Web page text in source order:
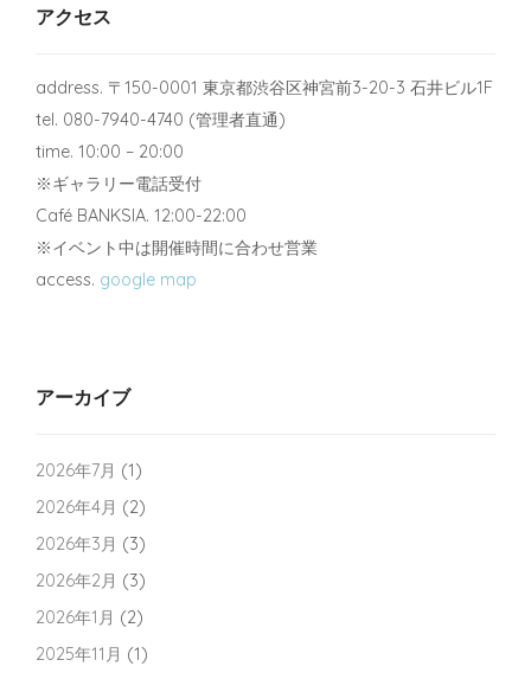
アクセス
address. 〒150-0001 東京都渋谷区神宮前3-20-3 石井ビル1F
tel. 080-7940-4740 (管理者直通)
time. 10:00 – 20:00
※ギャラリー電話受付
Café BANKSIA. 12:00-22:00
※イベント中は開催時間に合わせ営業
access. google map
アーカイブ
2026年7月 (1)
2026年4月 (2)
2026年3月 (3)
2026年2月 (3)
2026年1月 (2)
2025年11月 (1)